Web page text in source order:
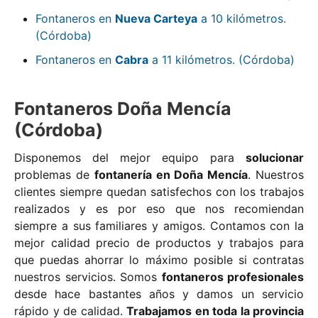
Fontaneros en Nueva Carteya a 10 kilómetros.
(Córdoba)
Fontaneros en Cabra a 11 kilómetros. (Córdoba)
Fontaneros Doña Mencía
(Córdoba)
Disponemos del mejor equipo para solucionar
problemas de fontanería en Doña Mencía. Nuestros
clientes siempre quedan satisfechos con los trabajos
realizados y es por eso que nos recomiendan
siempre a sus familiares y amigos. Contamos con la
mejor calidad precio de productos y trabajos para
que puedas ahorrar lo máximo posible si contratas
nuestros servicios. Somos fontaneros profesionales
desde hace bastantes años y damos un servicio
rápido y de calidad. Trabajamos en toda la provincia